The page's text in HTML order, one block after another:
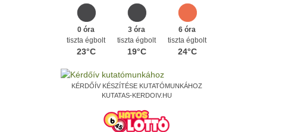
0 óra
tiszta égbolt
23°C
3 óra
tiszta égbolt
19°C
6 óra
tiszta égbolt
24°C
KÉRDŐÍV KÉSZÍTÉSE KUTATÓMUNKÁHOZ
KUTATAS-KERDOIV.HU